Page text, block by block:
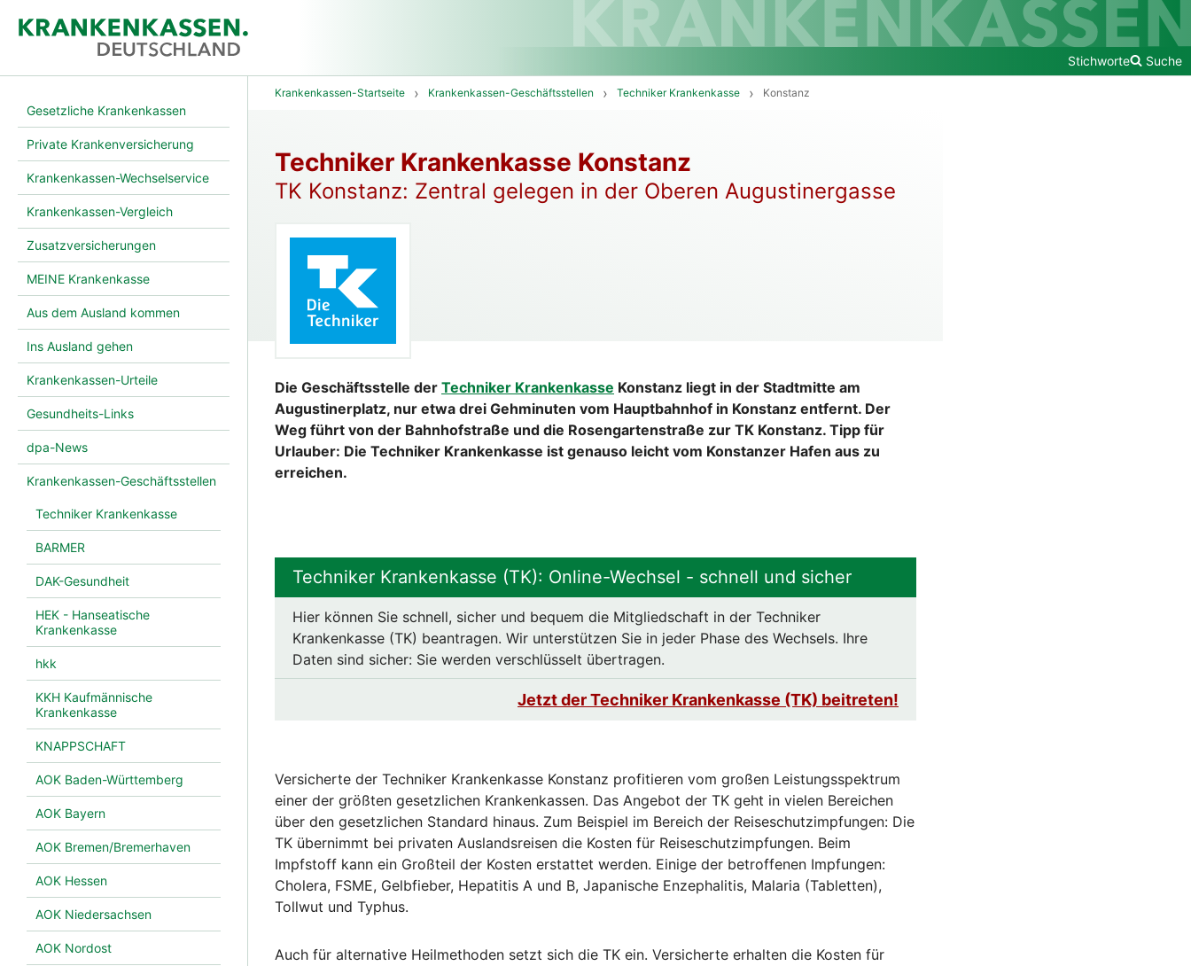
Stichworte Suche
Gesetzliche Krankenkassen
Private Krankenversicherung
Krankenkassen-Wechselservice
Krankenkassen-Vergleich
Zusatzversicherungen
MEINE Krankenkasse
Aus dem Ausland kommen
Ins Ausland gehen
Krankenkassen-Urteile
Gesundheits-Links
dpa-News
Krankenkassen-Geschäftsstellen
Techniker Krankenkasse
BARMER
DAK-Gesundheit
HEK - Hanseatische
Krankenkasse
hkk
KKH Kaufmännische
Krankenkasse
KNAPPSCHAFT
AOK Baden-Württemberg
AOK Bayern
AOK Bremen/Bremerhaven
AOK Hessen
AOK Niedersachsen
AOK Nordost
Krankenkassen-Startseite Krankenkassen-Geschäftsstellen Techniker Krankenkasse Konstanz
Techniker Krankenkasse Konstanz
TK Konstanz: Zentral gelegen in der Oberen Augustinergasse
Die Geschäftsstelle der Techniker Krankenkasse Konstanz liegt in der Stadtmitte am
Augustinerplatz, nur etwa drei Gehminuten vom Hauptbahnhof in Konstanz entfernt. Der
Weg führt von der Bahnhofstraße und die Rosengartenstraße zur TK Konstanz. Tipp für
Urlauber: Die Techniker Krankenkasse ist genauso leicht vom Konstanzer Hafen aus zu
erreichen.
Techniker Krankenkasse (TK): Online-Wechsel - schnell und sicher
Hier können Sie schnell, sicher und bequem die Mitgliedschaft in der Techniker
Krankenkasse (TK) beantragen. Wir unterstützen Sie in jeder Phase des Wechsels. Ihre
Daten sind sicher: Sie werden verschlüsselt übertragen.
Jetzt der Techniker Krankenkasse (TK) beitreten!
Versicherte der Techniker Krankenkasse Konstanz profitieren vom großen Leistungsspektrum
einer der größten gesetzlichen Krankenkassen. Das Angebot der TK geht in vielen Bereichen
über den gesetzlichen Standard hinaus. Zum Beispiel im Bereich der Reiseschutzimpfungen: Die
TK übernimmt bei privaten Auslandsreisen die Kosten für Reiseschutzimpfungen. Beim
Impfstoff kann ein Großteil der Kosten erstattet werden. Einige der betroffenen Impfungen:
Cholera, FSME, Gelbfieber, Hepatitis A und B, Japanische Enzephalitis, Malaria (Tabletten),
Tollwut und Typhus.
Auch für alternative Heilmethoden setzt sich die TK ein. Versicherte erhalten die Kosten für